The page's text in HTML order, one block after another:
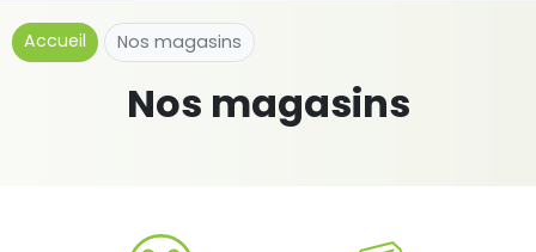
Accueil Nos magasins
Nos magasins